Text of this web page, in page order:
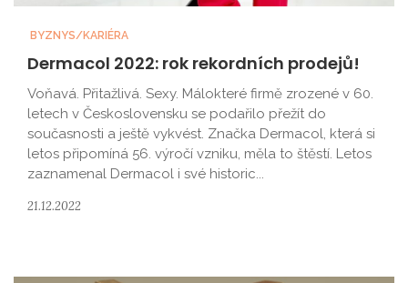
BYZNYS/KARIÉRA
Dermacol 2022: rok rekordních prodejů!
Voňavá. Přitažlivá. Sexy. Málokteré firmě zrozené v 60.
letech v Československu se podařilo přežít do
současnosti a ještě vykvést. Značka Dermacol, která si
letos připomíná 56. výročí vzniku, měla to štěstí. Letos
zaznamenal Dermacol i své historic...
21.12.2022